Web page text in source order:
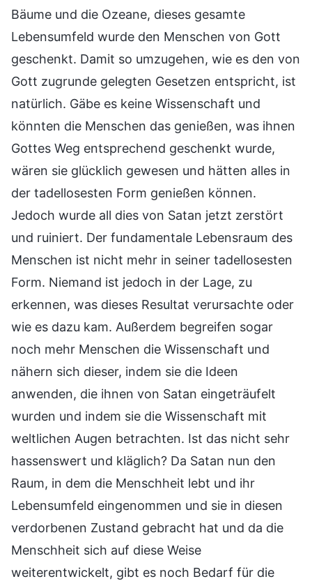
Bäume und die Ozeane, dieses gesamte
Lebensumfeld wurde den Menschen von Gott
geschenkt. Damit so umzugehen, wie es den von
Gott zugrunde gelegten Gesetzen entspricht, ist
natürlich. Gäbe es keine Wissenschaft und
könnten die Menschen das genießen, was ihnen
Gottes Weg entsprechend geschenkt wurde,
wären sie glücklich gewesen und hätten alles in
der tadellosesten Form genießen können.
Jedoch wurde all dies von Satan jetzt zerstört
und ruiniert. Der fundamentale Lebensraum des
Menschen ist nicht mehr in seiner tadellosesten
Form. Niemand ist jedoch in der Lage, zu
erkennen, was dieses Resultat verursachte oder
wie es dazu kam. Außerdem begreifen sogar
noch mehr Menschen die Wissenschaft und
nähern sich dieser, indem sie die Ideen
anwenden, die ihnen von Satan eingeträufelt
wurden und indem sie die Wissenschaft mit
weltlichen Augen betrachten. Ist das nicht sehr
hassenswert und kläglich? Da Satan nun den
Raum, in dem die Menschheit lebt und ihr
Lebensumfeld eingenommen und sie in diesen
verdorbenen Zustand gebracht hat und da die
Menschheit sich auf diese Weise
weiterentwickelt, gibt es noch Bedarf für die